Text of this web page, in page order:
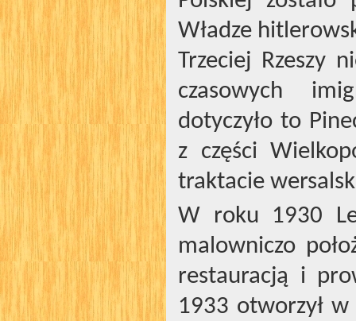
Władze
Trzeciej Rzeszy
czasowych
dotyczyło to
z części
traktacie
W roku 1930
malowniczo
restauracją i
1933 otworzył